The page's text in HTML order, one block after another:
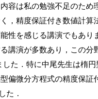
容は私の勉強不足のため
，精度保証付き数値計算
性を感じる講演でもあり
講演が多数あり，この分
た．特に中尾先生は楕円
偏微分方程式の精度保証
た．